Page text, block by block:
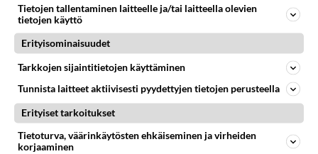
Anonyymi
2024-03-07 06:31:59
Poliittisten lakkojen lopettamisessa voisi ottaa
jotain oppia Vihtorilta.
Äänestä Kommentoi
Tietojen tallentaminen laitteelle ja/tai laitteella olevien
tietojen käyttö
Erityisominaisuudet
Tarkkojen sijaintitietojen käyttäminen
Tunnista laitteet aktiivisesti pyydettyjen tietojen perusteella
Erityiset tarkoitukset
Tietoturva, väärinkäytösten ehkäiseminen ja virheiden
korjaaminen